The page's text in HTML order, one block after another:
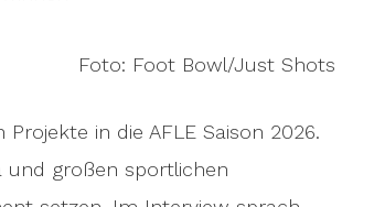
Foto: Foot Bowl/Just Shots
in die AFLE Saison 2026.
und großen sportlichen